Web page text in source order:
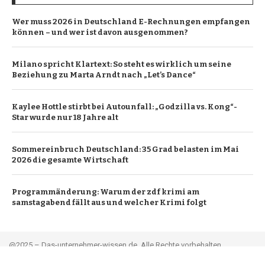
Wer muss 2026 in Deutschland E-Rechnungen empfangen
können – und wer ist davon ausgenommen?
Milano spricht Klartext: So steht es wirklich um seine
Beziehung zu Marta Arndt nach „Let’s Dance“
Kaylee Hottle stirbt bei Autounfall: „Godzilla vs. Kong“-
Star wurde nur 18 Jahre alt
Sommereinbruch Deutschland: 35 Grad belasten im Mai
2026 die gesamte Wirtschaft
Programmänderung: Warum der zdf krimi am
samstagabend fällt aus und welcher Krimi folgt
@2025 – Das-unternehmer-wissen.de. Alle Rechte vorbehalten.